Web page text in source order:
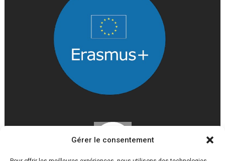
Gérer le consentement